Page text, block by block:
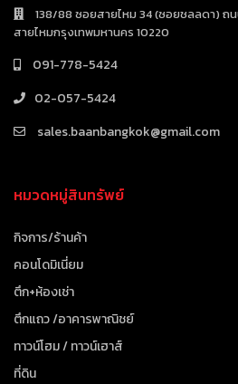
138/88 ซอยสายไหม 34 (ซอยชลลดา) ถ
สายไหมกรุงเทพมหานคร 10220
091-778-5424
02-057-5424
sales.baanbangkok@gmail.com
หมวดหมู่สินทรัพย์
กิจการ/ร้านค้า
คอนโดมิเนี่ยม
ตึก+ห้องเช่า
ตึกแถว /อาคารพาณิชย์
ทาวน์โฮม / ทาวน์เฮาส์
ที่ดิน